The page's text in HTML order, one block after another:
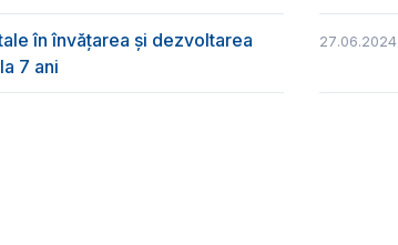
în învățarea și dezvoltarea
7 ani
27.06.2024